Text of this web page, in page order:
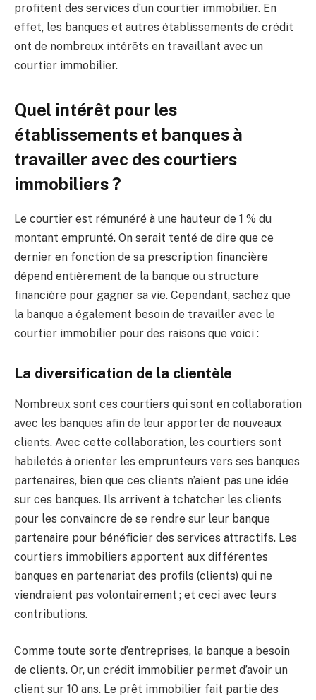
profitent des services d’un courtier immobilier. En
effet, les banques et autres établissements de crédit
ont de nombreux intérêts en travaillant avec un
courtier immobilier.
Quel intérêt pour les
établissements et banques à
travailler avec des courtiers
immobiliers ?
Le courtier est rémunéré à une hauteur de 1 % du
montant emprunté. On serait tenté de dire que ce
dernier en fonction de sa prescription financière
dépend entièrement de la banque ou structure
financière pour gagner sa vie. Cependant, sachez que
la banque a également besoin de travailler avec le
courtier immobilier pour des raisons que voici :
La diversification de la clientèle
Nombreux sont ces courtiers qui sont en collaboration
avec les banques afin de leur apporter de nouveaux
clients. Avec cette collaboration, les courtiers sont
habiletés à orienter les emprunteurs vers ses banques
partenaires, bien que ces clients n’aient pas une idée
sur ces banques. Ils arrivent à tchatcher les clients
pour les convaincre de se rendre sur leur banque
partenaire pour bénéficier des services attractifs. Les
courtiers immobiliers apportent aux différentes
banques en partenariat des profils (clients) qui ne
viendraient pas volontairement ; et ceci avec leurs
contributions.
Comme toute sorte d’entreprises, la banque a besoin
de clients. Or, un crédit immobilier permet d’avoir un
client sur 10 ans. Le prêt immobilier fait partie des